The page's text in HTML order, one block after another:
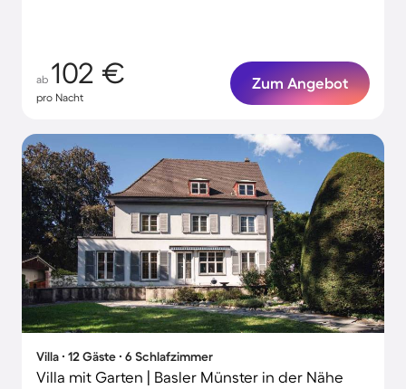
ab 102 €
pro Nacht
Zum Angebot
Villa ∙ 12 Gäste ∙ 6 Schlafzimmer
Villa mit Garten | Basler Münster in der Nähe